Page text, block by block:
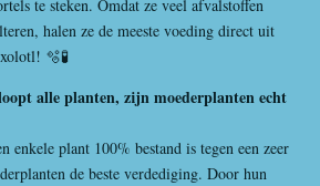
te steken. Omdat ze veel afvalstoffen
halen ze de meeste voeding direct uit
🫧🧪
alle planten, zijn moederplanten echt
enkele plant 100% bestand is tegen een zeer
de beste verdediging. Door hun